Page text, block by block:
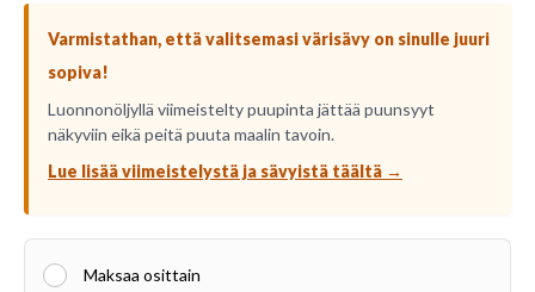
Varmistathan, että valitsemasi värisävy on sinulle juuri
sopiva!
Luonnonöljyllä viimeistelty puupinta jättää puunsyyt
näkyviin eikä peitä puuta maalin tavoin.
Lue lisää viimeistelystä ja sävyistä täältä →
Maksaa osittain